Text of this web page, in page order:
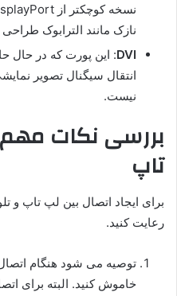
نازک ‌مانند الترابوک
DVI: این پورت که در حال
انتقال سیگنال تصویر
نیست.
بررسی نکات
تاپ
برای ایجاد اتصال بین لپ تاپ و
رعایت کنید.
توصیه می شود هنگام